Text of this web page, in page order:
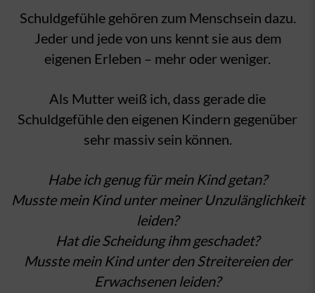
Schuldgefühle gehören zum Menschsein dazu.
Jeder und jede von uns kennt sie aus dem
eigenen Erleben – mehr oder weniger.
Als Mutter weiß ich, dass gerade die
Schuldgefühle den eigenen Kindern gegenüber
sehr massiv sein können.
Habe ich genug für mein Kind getan?
Musste mein Kind unter meiner Unzulänglichkeit
leiden?
Hat die Scheidung ihm geschadet?
Musste mein Kind unter den Streitereien der
Erwachsenen leiden?